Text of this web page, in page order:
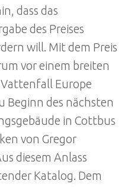
dass das
des Preises
will. Mit dem Preis
vor einem breiten
Europe
Beginn des nächsten
in Cottbus
von Gregor
diesem Anlass
Katalog. Dem